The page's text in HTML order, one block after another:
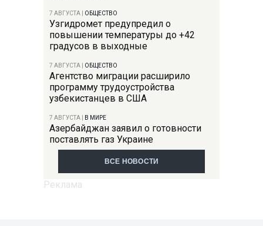
7 АВГУСТА ОБЩЕСТВО
Узгидромет предупредил о
повышении температуры до +42
градусов в выходные
7 АВГУСТА ОБЩЕСТВО
Агентство миграции расширило
программу трудоустройства
узбекистанцев в США
7 АВГУСТА В МИРЕ
Азербайджан заявил о готовности
поставлять газ Украине
ВСЕ НОВОСТИ